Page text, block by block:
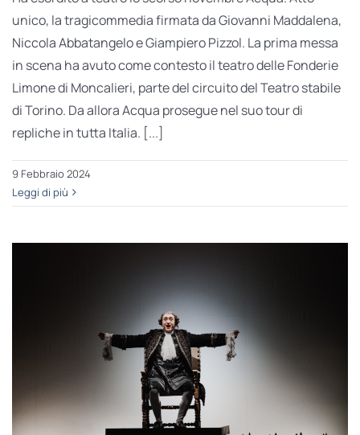
unico, la tragicommedia firmata da Giovanni Maddalena,
Niccola Abbatangelo e Giampiero Pizzol. La prima messa
in scena ha avuto come contesto il teatro delle Fonderie
Limone di Moncalieri, parte del circuito del Teatro stabile
di Torino. Da allora Acqua prosegue nel suo tour di
repliche in tutta Italia. [...]
9 Febbraio 2024
Leggi di più